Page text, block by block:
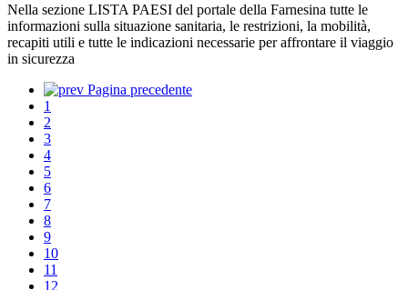
Nella sezione LISTA PAESI del portale della Farnesina tutte le
informazioni sulla situazione sanitaria, le restrizioni, la mobilità,
recapiti utili e tutte le indicazioni necessarie per affrontare il viaggio
in sicurezza
Pagina precedente
1
2
3
4
5
6
7
8
9
10
11
12